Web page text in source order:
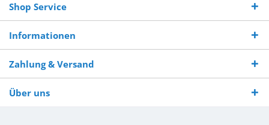
Shop Service
Informationen
Zahlung & Versand
Über uns